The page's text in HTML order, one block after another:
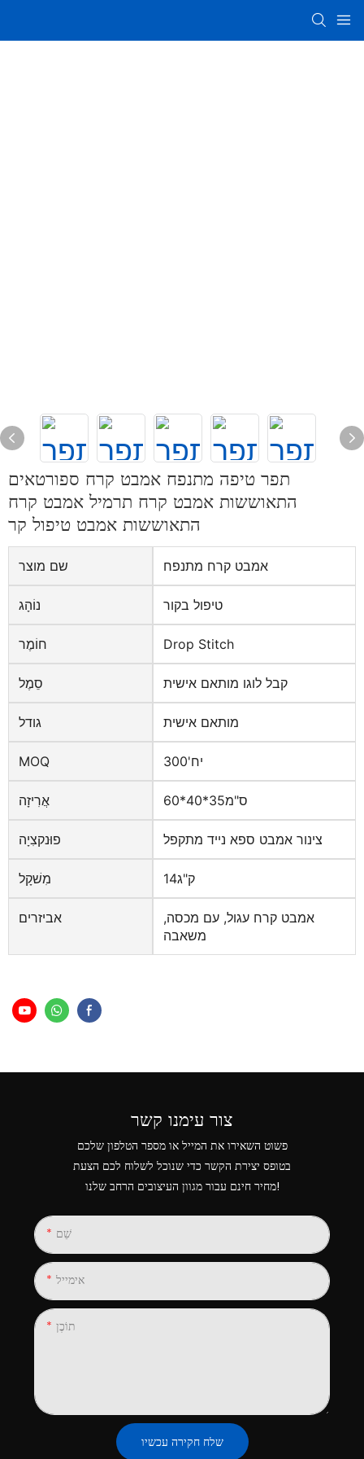
תפר טיפה מתנפח אמבט קרח ספורטאים
התאוששות אמבט קרח תרמיל אמבט קרח
התאוששות אמבט טיפול קר
שם מוצר אמבט קרח מתנפח
נוֹהָג טיפול בקור
חוֹמֶר Drop Stitch
סֵמֶל קבל לוגו מותאם אישית
גודל מותאם אישית
MOQ יח'300
אֲרִיזָה ס"מ35*40*60
פוּנקצִיָה צינור אמבט ספא נייד מתקפל
מִשׁקָל ק"ג14
אביזרים
אמבט קרח עגול, עם מכסה,
משאבה
צור עימנו קשר
פשוט השאירו את המייל או מספר הטלפון שלכם
בטופס יצירת הקשר כדי שנוכל לשלוח לכם הצעת
מחיר חינם עבור מגוון העיצובים הרחב שלנו!
שֵׁם
אימייל
תוֹכֶן
שלח חקירה עכשיו